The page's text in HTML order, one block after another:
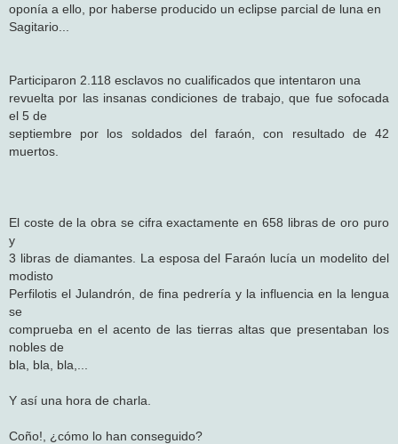
oponía a ello, por haberse producido un eclipse parcial de luna en
Sagitario...
Participaron 2.118 esclavos no cualificados que intentaron una
revuelta por las insanas condiciones de trabajo, que fue sofocada
el 5 de
septiembre por los soldados del faraón, con resultado de 42
muertos.
El coste de la obra se cifra exactamente en 658 libras de oro puro
y
3 libras de diamantes. La esposa del Faraón lucía un modelito del
modisto
Perfilotis el Julandrón, de fina pedrería y la influencia en la lengua
se
comprueba en el acento de las tierras altas que presentaban los
nobles de
bla, bla, bla,...
Y así una hora de charla.
Coño!, ¿cómo lo han conseguido?